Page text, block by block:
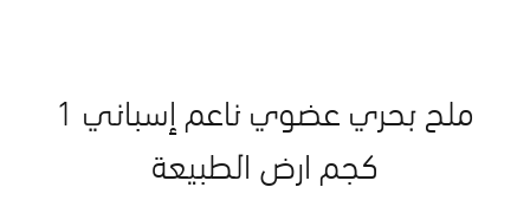
ملح بحري عضوي ناعم إسباني 1
كجم ارض الطبيعة